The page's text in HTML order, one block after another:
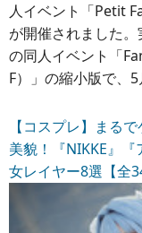
人イベント「Petit
が開催されました
の同人イベント「
F）」の縮小版で、
【コスプレ】まる
美貌！『NIKKE』
女レイヤー8選【全